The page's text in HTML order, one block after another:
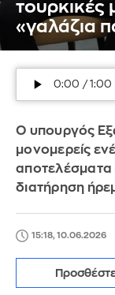
τουρκικές
«γαλάζια
Ο υπουργός
μονομερείς
αποτελέσματα
διατήρηση
15:18, 10.06.2026